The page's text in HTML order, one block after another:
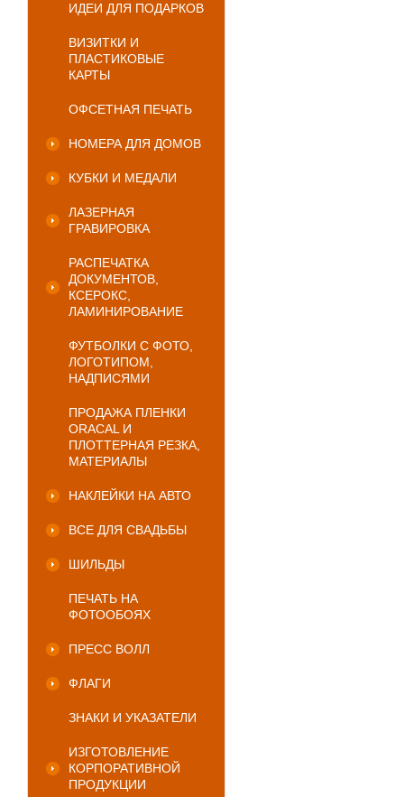
ИДЕИ ДЛЯ ПОДАРКОВ
ВИЗИТКИ И
ПЛАСТИКОВЫЕ
КАРТЫ
ОФСЕТНАЯ ПЕЧАТЬ
НОМЕРА ДЛЯ ДОМОВ
КУБКИ И МЕДАЛИ
ЛАЗЕРНАЯ
ГРАВИРОВКА
РАСПЕЧАТКА
ДОКУМЕНТОВ,
КСЕРОКС,
ЛАМИНИРОВАНИЕ
ФУТБОЛКИ С ФОТО,
ЛОГОТИПОМ,
НАДПИСЯМИ
ПРОДАЖА ПЛЕНКИ
ORACAL И
ПЛОТТЕРНАЯ РЕЗКА,
МАТЕРИАЛЫ
НАКЛЕЙКИ НА АВТО
ВСЕ ДЛЯ СВАДЬБЫ
ШИЛЬДЫ
ПЕЧАТЬ НА
ФОТООБОЯХ
ПРЕСС ВОЛЛ
ФЛАГИ
ЗНАКИ И УКАЗАТЕЛИ
ИЗГОТОВЛЕНИЕ
КОРПОРАТИВНОЙ
ПРОДУКЦИИ